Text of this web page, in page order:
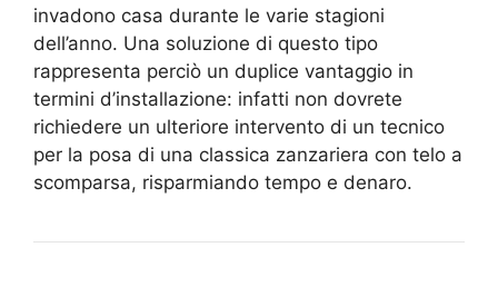
invadono casa durante le varie stagioni
dell’anno. Una soluzione di questo tipo
rappresenta perciò un duplice vantaggio in
termini d’installazione: infatti non dovrete
richiedere un ulteriore intervento di un tecnico
per la posa di una classica zanzariera con telo a
scomparsa, risparmiando tempo e denaro.